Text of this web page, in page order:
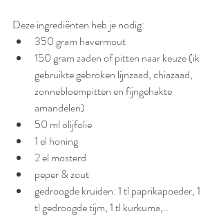
Deze ingrediënten heb je nodig:
350 gram havermout
150 gram zaden of pitten naar keuze (ik
gebruikte gebroken lijnzaad, chiazaad,
zonnebloempitten en fijngehakte
amandelen)
50 ml olijfolie
1 el honing
2 el mosterd
peper & zout
gedroogde kruiden: 1 tl paprikapoeder, 1
tl gedroogde tijm, 1 tl kurkuma,..